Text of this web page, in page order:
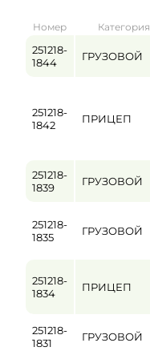
Пробег / Наработка
от
Номер Категория
251218-
1844
ГРУЗОВОЙ
251218-
1842
ПРИЦЕП
251218-
1839
ГРУЗОВОЙ
251218-
1835
ГРУЗОВОЙ
251218-
1834
ПРИЦЕП
251218-
1831
ГРУЗОВОЙ